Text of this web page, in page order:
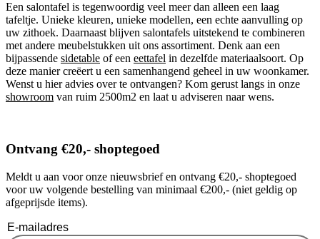
Een salontafel is tegenwoordig veel meer dan alleen een laag
tafeltje. Unieke kleuren, unieke modellen, een echte aanvulling op
uw zithoek. Daarnaast blijven salontafels uitstekend te combineren
met andere meubelstukken uit ons assortiment. Denk aan een
bijpassende sidetable of een eettafel in dezelfde materiaalsoort. Op
deze manier creëert u een samenhangend geheel in uw woonkamer.
Wenst u hier advies over te ontvangen? Kom gerust langs in onze
showroom van ruim 2500m2 en laat u adviseren naar wens.
Ontvang €20,- shoptegoed
Meldt u aan voor onze nieuwsbrief en ontvang €20,- shoptegoed
voor uw volgende bestelling van minimaal €200,- (niet geldig op
afgeprijsde items).